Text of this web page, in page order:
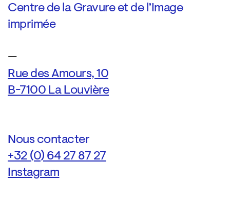
Centre de la Gravure et de l’Image
imprimée
—
Rue des Amours, 10
B-7100 La Louvière
Nous contacter
+32 (0) 64 27 87 27
Instagram